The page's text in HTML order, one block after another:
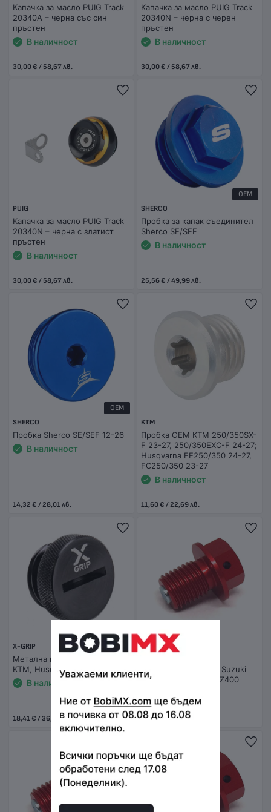
Капачка за масло PUIG Track
20340A – черна със син
пръстен
В наличност
30,00 € / 58,67 лв.
Капачка за масло PUIG Track
20340N – черна с черен
пръстен
В наличност
30,00 € / 58,67 лв.
PUIG
Капачка за масло PUIG Track
20340N – черна с златист
пръстен
В наличност
30,00 € / 58,67 лв.
OEM
SHERCO
Пробка за капак съединител
Sherco SE/SEF
В наличност
25,56 € / 49,99 лв.
OEM
SHERCO
Пробка Sherco SE/SEF 12-26
В наличност
14,32 € / 28,01 лв.
KTM
Пробка OEM KTM 250/350SX-
F 23-27, 250/350EXC-F 24-27;
Husqvarna FE250/350 24-27,
FC250/350 23-27
В наличност
11,60 € / 22,69 лв.
X-GRIP
Метална капачка за масло
KTM, Husqvarna и Gas Gas
В наличност
18,41 € / 36,01 лв.
DRC-ZETA
източване на масло Suzuki
RM-Z250 07-26, DR-Z400
7,67 € / 15,00 лв.